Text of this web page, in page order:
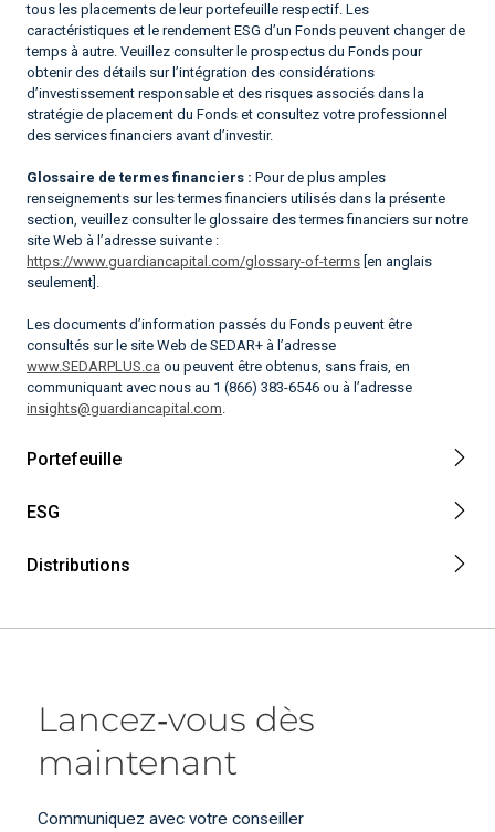
tous les placements de leur portefeuille respectif. Les
caractéristiques et le rendement ESG d’un Fonds peuvent changer de
temps à autre. Veuillez consulter le prospectus du Fonds pour
obtenir des détails sur l’intégration des considérations
d’investissement responsable et des risques associés dans la
stratégie de placement du Fonds et consultez votre professionnel
des services financiers avant d’investir.
Glossaire de termes financiers : Pour de plus amples
renseignements sur les termes financiers utilisés dans la présente
section, veuillez consulter le glossaire des termes financiers sur notre
site Web à l’adresse suivante :
https://www.guardiancapital.com/glossary-of-terms [en anglais
seulement].
Les documents d’information passés du Fonds peuvent être
consultés sur le site Web de SEDAR+ à l’adresse
www.SEDARPLUS.ca ou peuvent être obtenus, sans frais, en
communiquant avec nous au 1 (866) 383-6546 ou à l’adresse
insights@guardiancapital.com.
Portefeuille
ESG
Distributions
Lancez‑vous dès
maintenant
Communiquez avec votre conseiller